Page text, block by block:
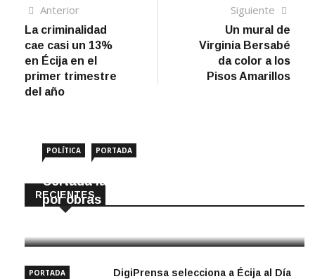
Navegación
de
entradas
AnteriorArtículo
anterior
La criminalidad
cae casi un 13%
en Écija en el
primer trimestre
del año
Siguiente
Un mural de
Virginia Bersabé
da color a los
Pisos Amarillos
RECIENTES
POLÍTICA PORTADA
Cortada la SE-9105 hacia La Montiela
por obras hasta final de año
PORTADA
DigiPrensa selecciona a Écija al Día